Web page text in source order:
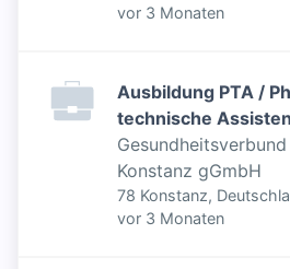
Veröffentlicht:
vor 3 Monaten
Ausbildung PTA /
technische
Konstanz gGmbH
78 Konstanz,
Veröffentlicht:
vor 3 Monaten